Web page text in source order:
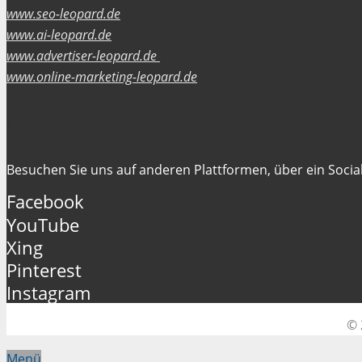
www.seo-leopard.de
www.ai-leopard.de
www.advertiser-leopard.de
www.online-marketing-leopard.de
Besuchen Sie uns auf anderen Plattformen, über ein
Facebook
YouTube
Xing
Pinterest
Instagram
©